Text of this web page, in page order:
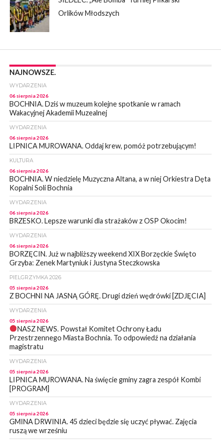
Orlików Młodszych
NAJNOWSZE.
WYDARZENIA
06 sierpnia 2026
BOCHNIA. Dziś w muzeum kolejne spotkanie w ramach
Wakacyjnej Akademii Muzealnej
WYDARZENIA
06 sierpnia 2026
LIPNICA MUROWANA. Oddaj krew, pomóż potrzebującym!
KULTURA
06 sierpnia 2026
BOCHNIA. W niedzielę Muzyczna Altana, a w niej Orkiestra Dęta
Kopalni Soli Bochnia
WYDARZENIA
06 sierpnia 2026
BRZESKO. Lepsze warunki dla strażaków z OSP Okocim!
WYDARZENIA
06 sierpnia 2026
BORZĘCIN. Już w najbliższy weekend XIX Borzęckie Święto
Grzyba: Zenek Martyniuk i Justyna Steczkowska
PIELGRZYMKA 2026
05 sierpnia 2026
Z BOCHNI NA JASNĄ GÓRĘ. Drugi dzień wędrówki [ZDJĘCIA]
WYDARZENIA
05 sierpnia 2026
NASZ NEWS. Powstał Komitet Ochrony Ładu
Przestrzennego Miasta Bochnia. To odpowiedź na działania
magistratu
WYDARZENIA
05 sierpnia 2026
LIPNICA MUROWANA. Na święcie gminy zagra zespół Kombi
[PROGRAM]
WYDARZENIA
05 sierpnia 2026
GMINA DRWINIA. 45 dzieci będzie się uczyć pływać. Zajęcia
ruszą we wrześniu